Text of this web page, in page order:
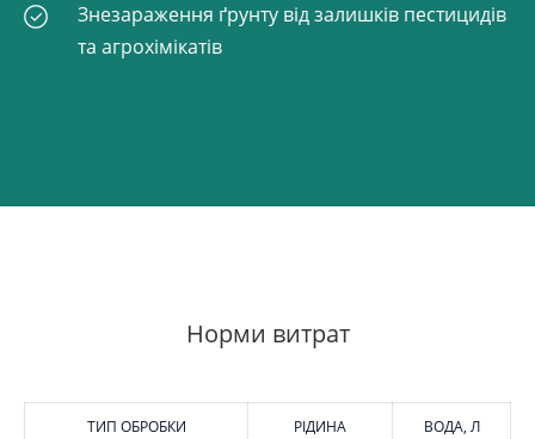
Знезараження ґрунту від залишків пестицидів
та агрохімікатів
Норми витрат
ТИП ОБРОБКИ РІДИНА ВОДА, Л